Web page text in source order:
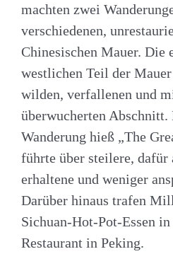
machten zwei
verschiedenen,
Chinesischen Mauer. Die
westlichen Teil der
wilden, verfallenen und
überwucherten Abschnitt.
Wanderung hieß „The
führte über steilere, dafür
erhaltene und weniger
Darüber hinaus trafen
Sichuan-Hot-Pot-Essen
Restaurant in Peking.